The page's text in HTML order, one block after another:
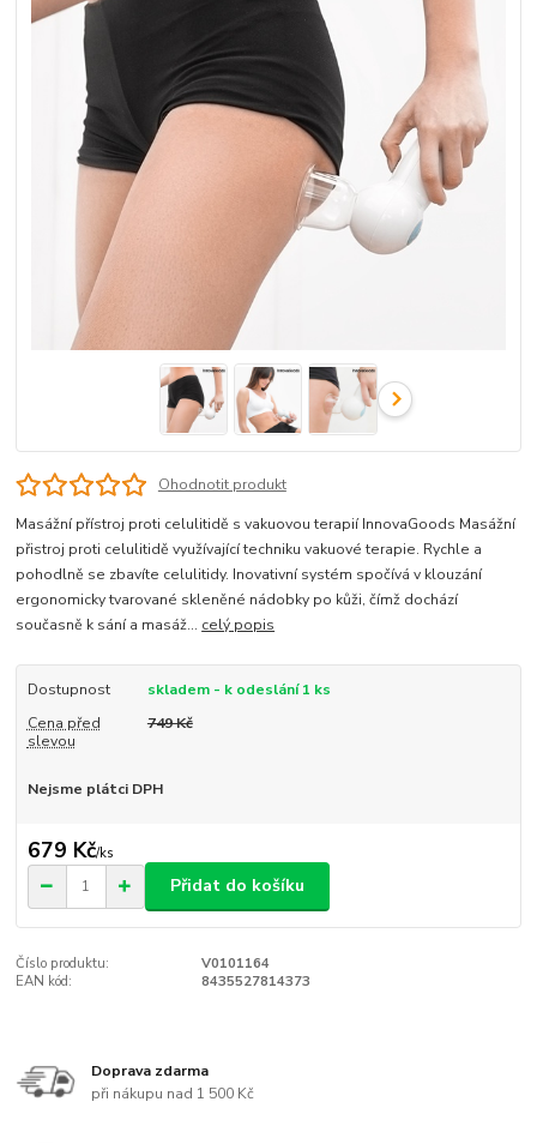
Ohodnotit produkt
Masážní přístroj proti celulitidě s vakuovou terapií InnovaGoods Masážní
přistroj proti celulitidě využívající techniku vakuové terapie. Rychle a
pohodlně se zbavíte celulitidy. Inovativní systém spočívá v klouzání
ergonomicky tvarované skleněné nádobky po kůži, čímž dochází
současně k sání a masáž... celý popis
Dostupnost
skladem - k odeslání 1 ks
Cena před
slevou
749 Kč
Nejsme plátci DPH
679 Kč/ks
Přidat do košíku
Číslo produktu:
V0101164
EAN kód:
8435527814373
Doprava zdarma
při nákupu nad 1 500 Kč